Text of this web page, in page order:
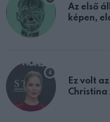
Az első
képen,
Ez volt
Christina